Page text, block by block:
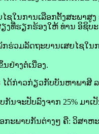
ໄຊ​ໃນ​ການ​ເລືອກ​ຕັ້ງ​ສະພາ​
ງ​ທີ່​ຮຽກຮ້ອງ​ໃຫ້ ​ທ່ານ ອິ​ຊິ​
ຮ່ວມ​ລັດຖະບານ​ເສຍ​ໄຊ​ໃນ​
ຢ່າງ​ຕໍ່​ເນື່ອງ.
ກ່າວ​ກ່ຽວ​ກັບ​ບັນຫາ​ພາສີ ລ
ນ​ຈະ​ປັບ​ລົງ​ຈາກ 25% ມາ​ເ
ກະ​ພາບ​ກັນ​ຕ່າງໆ ຄື: ວິ​ສາ​